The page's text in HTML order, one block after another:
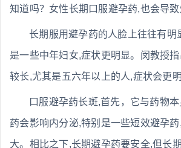
知道吗？女性长期口服避孕药,也会导致
长期服用避孕药的人脸上往往有明
是一些中年妇女,症状更明显。闵教授
较长,尤其是五六年以上的人,症状会更明
口服避孕药长斑,首先，它与药物
药会影响内分泌,特别是一些短效避孕
大。相比之下,长期避孕药要安全,但长